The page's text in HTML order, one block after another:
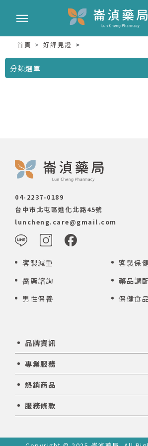
首頁 好評見證
分類選單
04-2237-0189
台中市北屯區進化北路45號
luncheng.care@gmail.com
客製減重
客製保
醫藥諮詢
藥品調
男性保養
保健食
品牌資訊
專業服務
熱銷商品
服務條款